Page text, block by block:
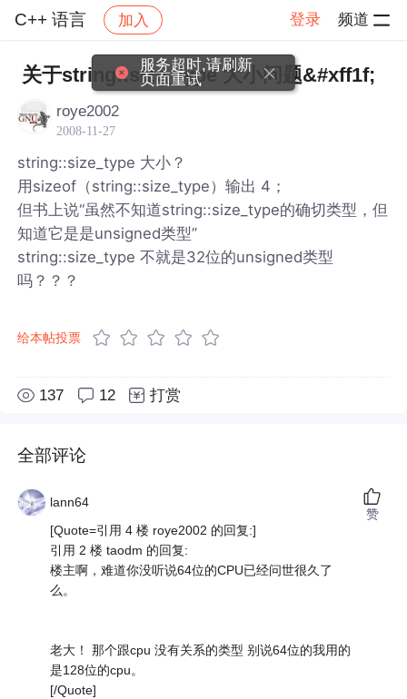
C++ 语言 加入 登录 频道
社区 C++ 语言 帖子详情
关于string::size_type 大小问题&#xff1f;
roye2002
2008-11-27
string::size_type 大小？
用sizeof（string::size_type）输出 4；
但书上说“虽然不知道string::size_type的确切类型，但
知道它是是unsigned类型”
string::size_type 不就是32位的unsigned类型
吗？？？
给本帖投票
137 12 打赏
全部评论
lann64
[Quote=引用 4 楼 roye2002 的回复:]
引用 2 楼 taodm 的回复:
楼主啊，难道你没听说64位的CPU已经问世很久了
么。
老大！ 那个跟cpu 没有关系的类型 别说64位的我用的
是128位的cpu。
[/Quote]
赞
服务超时,请刷新
页面重试